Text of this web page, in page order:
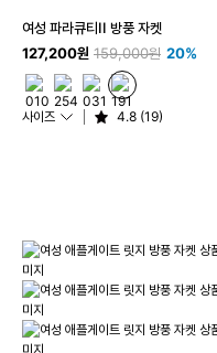
여성 파라큐티II 방풍 자켓
127,200원 159,000원 20%
사이즈 4.8 (19)